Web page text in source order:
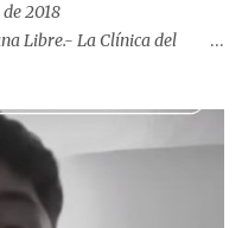
2018
Libre.- La Clínica del
de alta tecnología de
certificados. Además
que permiten